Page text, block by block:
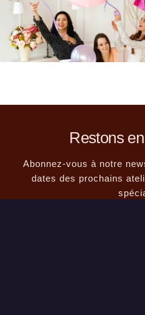
Restons
Abonnez-vous à notre
dates des prochains